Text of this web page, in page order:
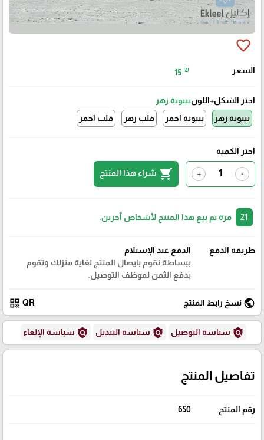
favorite_border
السعر 15 ₪
اختر الشكل+اللونببيونة زهر
ببيونة زهر
ببيونة احمر قلب زهر قلب احمر
اختر الكمية
-
+
shopping_cart شراء هذا المنتج
مرة تم بيع هذا المنتج لأشخاص آخرين.
طريقة الدفع
الدفع عند الإستلام
ببساطة نقوم بايصال المنتج لغاية منزلك وتقوم
بدفع الثمن لموظف التوصيل.
public نسخ رابط المنتج QR
qr_code
policy سياسة التوصيل policy سياسة التبديل policy سياسة الإلغاء
تفاصيل المنتج
رقم المنتج 650